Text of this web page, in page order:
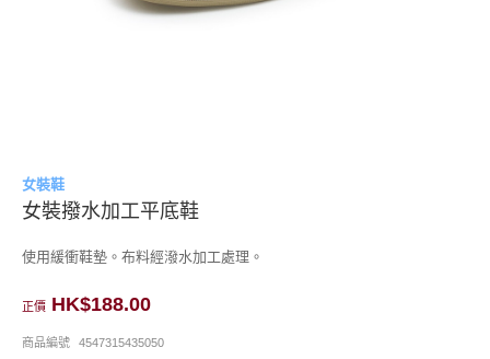
女裝鞋
女裝撥水加工平底鞋
使用緩衝鞋墊。布料經潑水加工處理。
正價 HK$188.00
商品編號 4547315435050